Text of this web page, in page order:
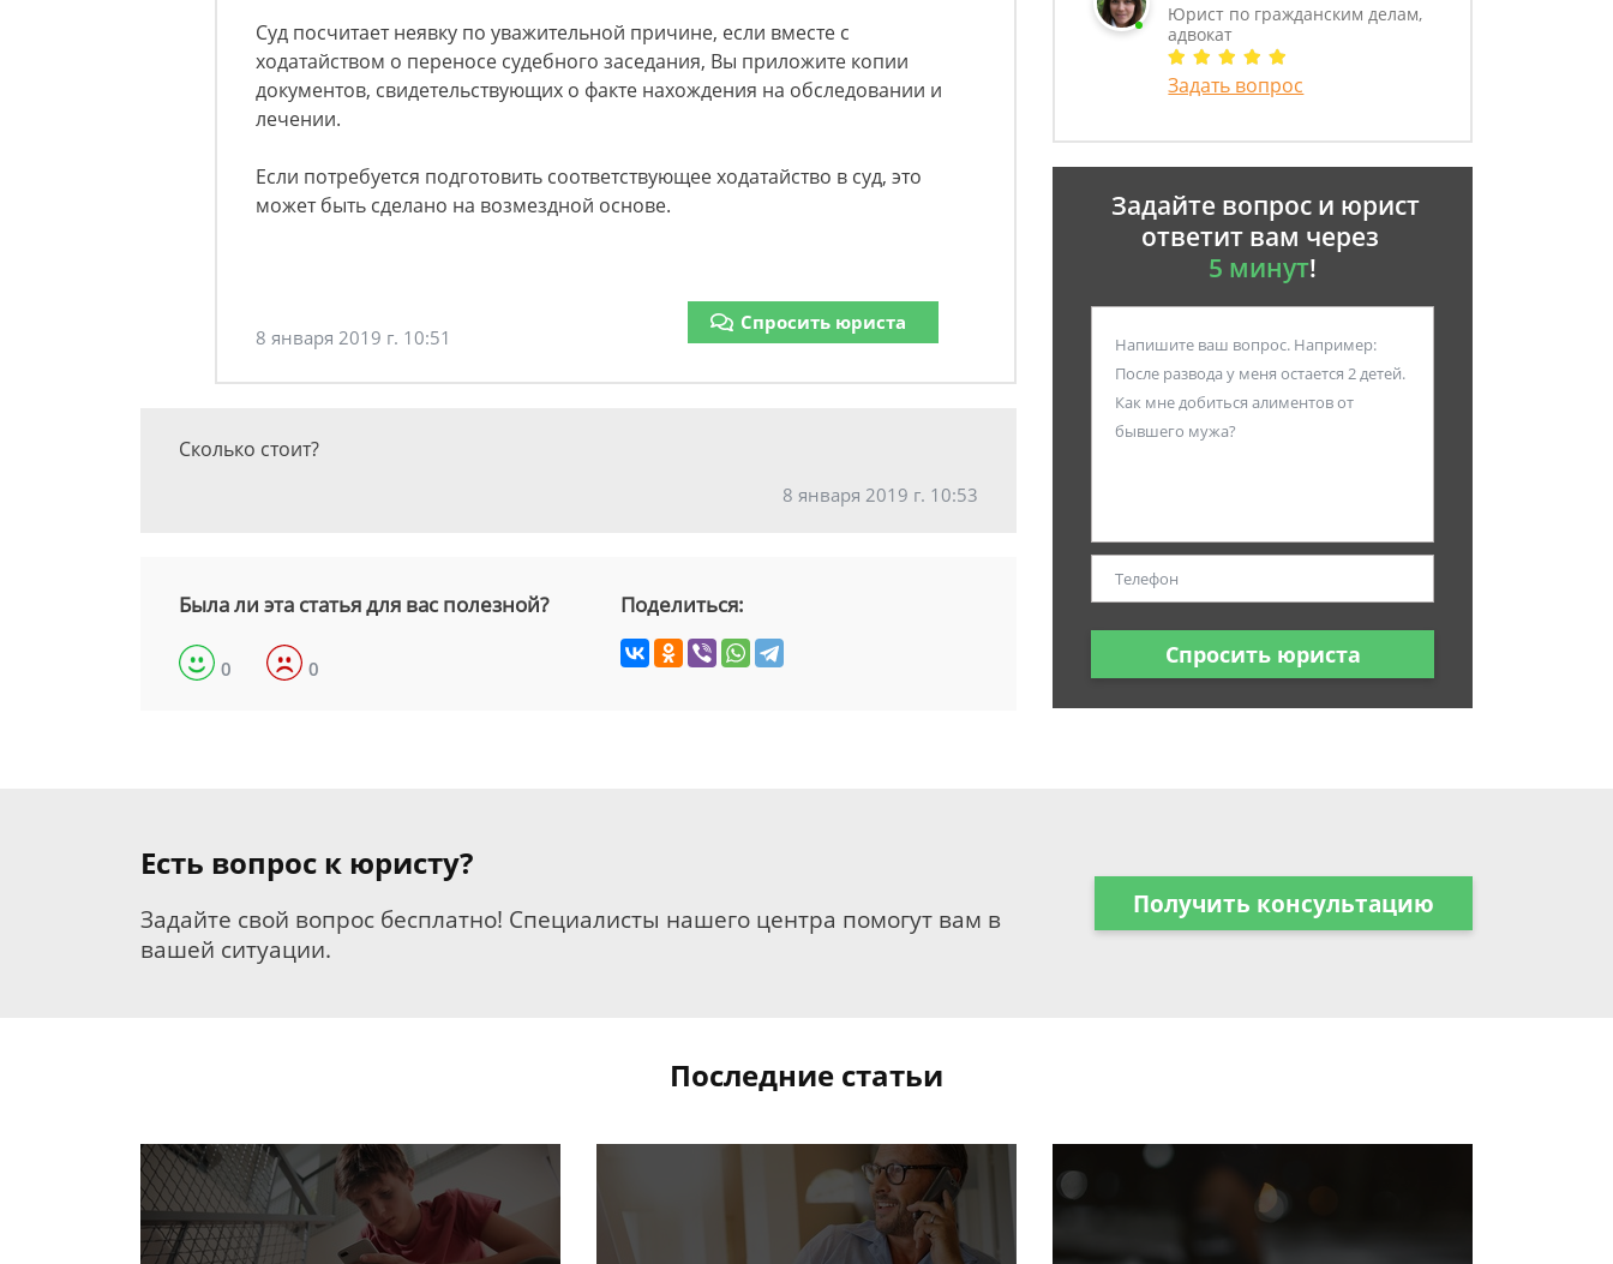
Суд посчитает неявку по уважительной причине, если вместе с
ходатайством о переносе судебного заседания, Вы приложите копии
документов, свидетельствующих о факте нахождения на обследовании и
лечении.
Если потребуется подготовить соответствующее ходатайство в суд, это
может быть сделано на возмездной основе.
8 января 2019 г. 10:51
Спросить юриста
Сколько стоит?
8 января 2019 г. 10:53
Была ли эта статья для вас полезной?
0 0
Поделиться:
Юрист по гражданским делам,
адвокат
Задать вопрос
Задайте вопрос и юрист
ответит вам через
5 минут!
Спросить юриста
Есть вопрос к юристу?
Задайте свой вопрос бесплатно! Специалисты нашего центра помогут вам в
вашей ситуации.
Получить консультацию
Последние статьи